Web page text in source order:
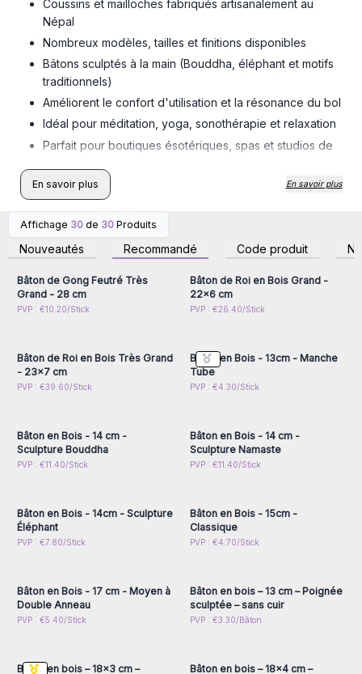
Coussins et mailloches fabriqués artisanalement au
Népal
Nombreux modèles, tailles et finitions disponibles
Bâtons sculptés à la main (Bouddha, éléphant et motifs
traditionnels)
Améliorent le confort d'utilisation et la résonance du bol
Idéal pour méditation, yoga, sonothérapie et relaxation
Parfait pour boutiques ésotériques, spas et studios de
En savoir plus En savoir plus
Affichage 30 de 30 Produits
Nouveautés Recommandé Code produit
Connectez-vous ou
inscrivez-vous pour
accéder aux prix de gros
Bâton de Gong Feutré Très
Grand - 28 cm
PVP : €10.20/Stick
inscrivez-vous pour
accéder aux prix de gros
Bâton de Roi en Bois Grand -
22x6 cm
PVP : €26.40/Stick
Connectez-vous ou
Bâton de Roi en Bois Très Grand
- 23x7 cm
PVP : €39.60/Stick
Connectez-vous ou
Bâton en Bois - 13cm - Manche
Tube
PVP : €4.30/Stick
Connectez-vous ou
Bâton en Bois - 14 cm -
Sculpture Bouddha
PVP : €11.40/Stick
Connectez-vous ou
Bâton en Bois - 14 cm -
Sculpture Namaste
PVP : €11.40/Stick
Connectez-vous ou
Bâton en Bois - 14cm - Sculpture
Éléphant
PVP : €7.80/Stick
Connectez-vous ou
Bâton en Bois - 15cm -
Classique
PVP : €4.70/Stick
Connectez-vous ou
Bâton en Bois - 17 cm - Moyen à
Double Anneau
PVP : €5.40/Stick
Connectez-vous ou
Bâton en bois – 13 cm – Poignée
sculptée – sans cuir
PVP : €3.30/Bâton
Connectez-vous ou
Bâton en bois – 18x3 cm –
Connectez-vous ou
Bâton en bois – 18x4 cm –